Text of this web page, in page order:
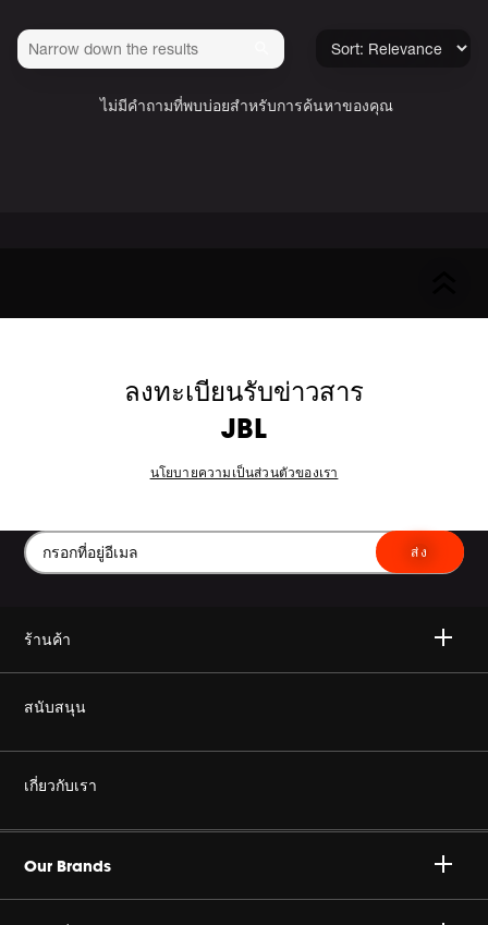
ไม่มีคำถามที่พบบ่อยสำหรับการค้นหาของคุณ
ลงทะเบียนรับข่าวสาร
JBL
นโยบายความเป็นส่วนตัวของเรา
ส่ง
ร้านค้า
ไวเลส
เฮดโฟน
Gaming
สนับสนุน
ซื้อของแท้
ร้านค้าตัวแทนจำหน่ายอย่างเป็นทางการ
เกี่ยวกับเรา
Our Brands